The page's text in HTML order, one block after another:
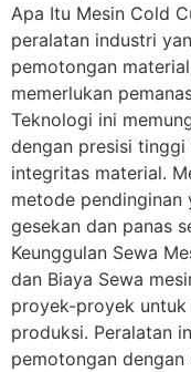
Apa Itu Mesin Cold
peralatan industri
pemotongan
memerlukan
Teknologi ini
dengan presisi
integritas material.
metode pendinginan
gesekan dan panas
Keunggulan Sewa
dan Biaya Sewa
proyek-proyek
produksi. Peralatan
pemotongan